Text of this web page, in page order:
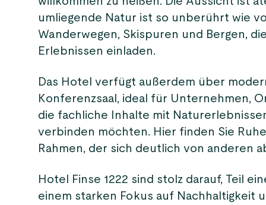
umliegende Natur ist so unberührt wie
Wanderwegen, Skispuren und Bergen,
Erlebnissen einladen.
Das Hotel verfügt außerdem über
Konferenzsaal, ideal für Unternehmen,
die fachliche Inhalte mit
verbinden möchten. Hier finden Sie
Rahmen, der sich deutlich von anderen
Hotel Finse 1222 sind stolz darauf, Teil
einem starken Fokus auf Nachhaltigkeit